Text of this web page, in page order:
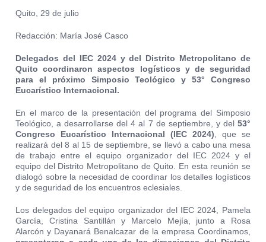
Quito, 29 de julio
Redacción: María José Casco
Delegados del IEC 2024 y del Distrito Metropolitano de
Quito coordinaron aspectos logísticos y de seguridad
para el próximo Simposio Teológico y 53° Congreso
Eucarístico Internacional.
En el marco de la presentación del programa del Simposio
Teológico, a desarrollarse del 4 al 7 de septiembre, y del 53°
Congreso Eucarístico Internacional (IEC 2024) , que se
realizará del 8 al 15 de septiembre, se llevó a cabo una mesa
de trabajo entre el equipo organizador del IEC 2024 y el
equipo del Distrito Metropolitano de Quito. En esta reunión se
dialogó sobre la necesidad de coordinar los detalles logísticos
y de seguridad de los encuentros eclesiales.
Los delegados del equipo organizador del IEC 2024, Pamela
García, Cristina Santillán y Marcelo Mejía, junto a Rosa
Alarcón y Dayanará Benalcazar de la empresa Coordinamos,